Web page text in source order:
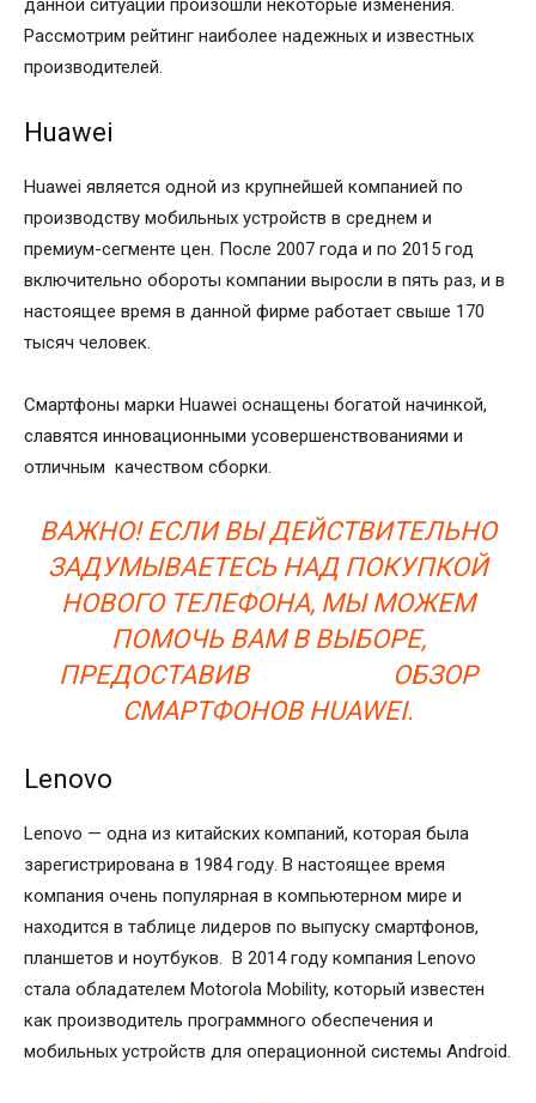
данной ситуации произошли некоторые изменения.
Рассмотрим рейтинг наиболее надежных и известных
производителей.
Huawei
Huawei является одной из крупнейшей компанией по
производству мобильных устройств в среднем и
премиум-сегменте цен. После 2007 года и по 2015 год
включительно обороты компании выросли в пять раз, и в
настоящее время в данной фирме работает свыше 170
тысяч человек.
Смартфоны марки Huawei оснащены богатой начинкой,
славятся инновационными усовершенствованиями и
отличным качеством сборки.
ВАЖНО! ЕСЛИ ВЫ ДЕЙСТВИТЕЛЬНО
ЗАДУМЫВАЕТЕСЬ НАД ПОКУПКОЙ
НОВОГО ТЕЛЕФОНА, МЫ МОЖЕМ
ПОМОЧЬ ВАМ В ВЫБОРЕ,
ПРЕДОСТАВИВ ОБЗОР
СМАРТФОНОВ HUAWEI.
Lenovo
Lenovo — одна из китайских компаний, которая была
зарегистрирована в 1984 году. В настоящее время
компания очень популярная в компьютерном мире и
находится в таблице лидеров по выпуску смартфонов,
планшетов и ноутбуков. В 2014 году компания Lenovo
стала обладателем Motorola Mobility, который известен
как производитель программного обеспечения и
мобильных устройств для операционной системы Android.